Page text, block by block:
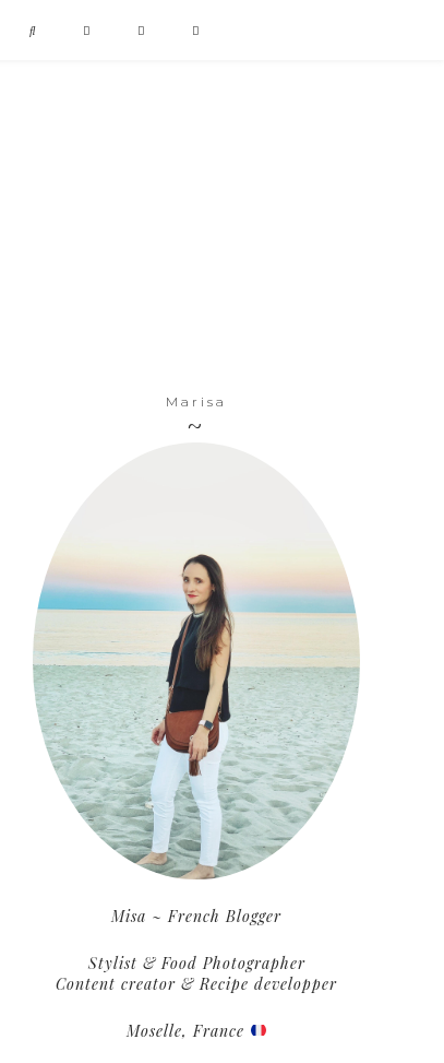
Marisa
Misa ~ French Blogger
Stylist & Food Photographer
Content creator & Recipe developper
Moselle, France